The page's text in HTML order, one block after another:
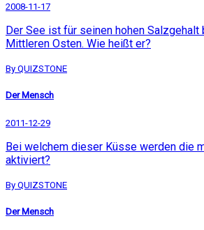
2008-11-17
Der See ist für seinen hohen Salzgehalt
Mittleren Osten. Wie heißt er?
By QUIZSTONE
Der Mensch
2011-12-29
Bei welchem dieser Küsse werden die
aktiviert?
By QUIZSTONE
Der Mensch